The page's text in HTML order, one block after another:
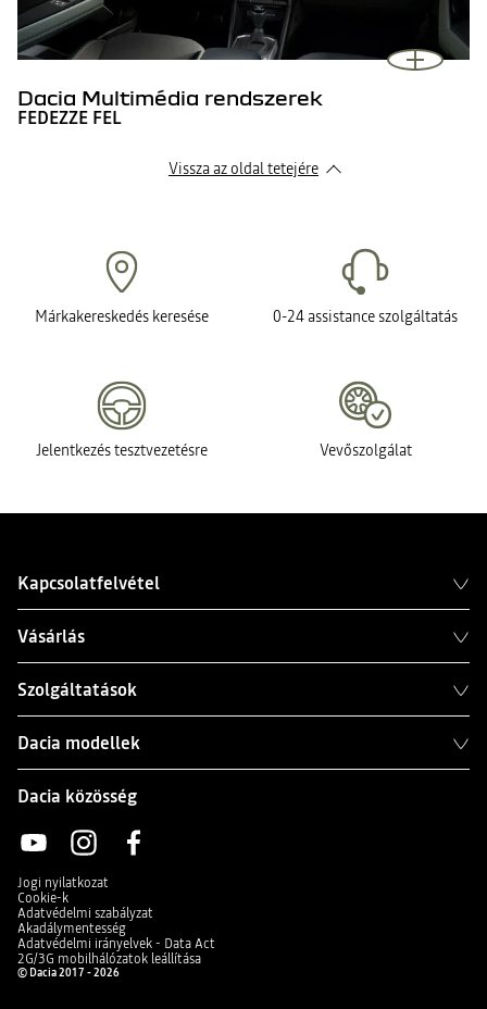
Dacia Multimédia rendszerek
FEDEZZE FEL
Vissza az oldal tetejére
Márkakereskedés keresése 0-24 assistance szolgáltatás
Jelentkezés tesztvezetésre Vevőszolgálat
Kapcsolatfelvétel
Vásárlás
Szolgáltatások
Dacia modellek
Dacia közösség
Jogi nyilatkozat
Cookie-k
Adatvédelmi szabályzat
Akadálymentesség
Adatvédelmi irányelvek - Data Act
2G/3G mobilhálózatok leállítása
© Dacia 2017 - 2026